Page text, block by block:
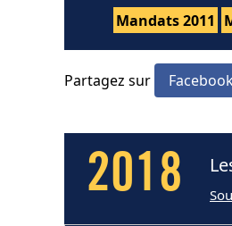
Mandats 2011
Partagez sur Facebook
2018